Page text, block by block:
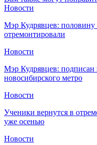
Новости
Мэр Кудрявцев: половину
отремонтировали
Новости
Мэр Кудрявцев: подписан
новосибирского метро
Новости
Ученики вернутся в
уже осенью
Новости